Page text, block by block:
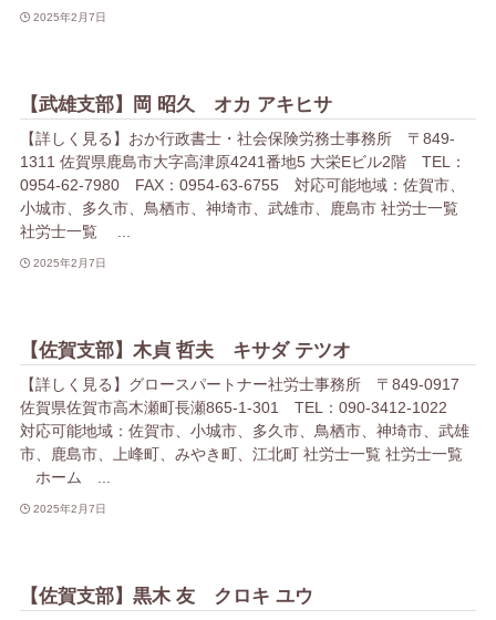
2025年2月7日
【武雄支部】岡 昭久 オカ アキヒサ
【詳しく見る】おか行政書士・社会保険労務士事務所 〒849-
1311 佐賀県鹿島市大字高津原4241番地5 大栄Eビル2階 TEL：
0954-62-7980 FAX：0954-63-6755 対応可能地域：佐賀市、
小城市、多久市、鳥栖市、神埼市、武雄市、鹿島市 社労士一覧
社労士一覧 ...
2025年2月7日
【佐賀支部】木貞 哲夫 キサダ テツオ
【詳しく見る】グロースパートナー社労士事務所 〒849-0917
佐賀県佐賀市高木瀬町長瀬865-1-301 TEL：090-3412-1022
対応可能地域：佐賀市、小城市、多久市、鳥栖市、神埼市、武雄
市、鹿島市、上峰町、みやき町、江北町 社労士一覧 社労士一覧
ホーム ...
2025年2月7日
【佐賀支部】黒木 友 クロキ ユウ